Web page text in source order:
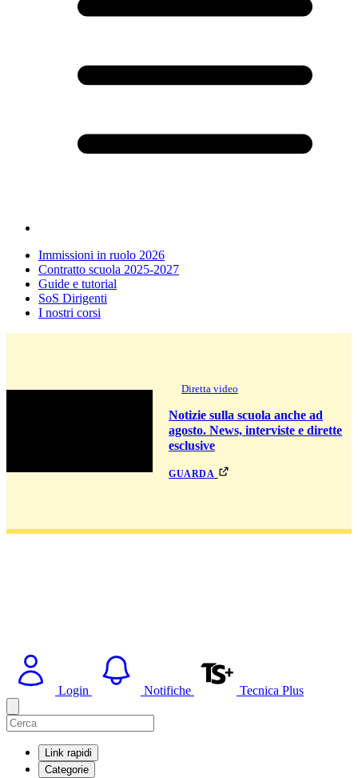
Immissioni in ruolo 2026
Contratto scuola 2025-2027
Guide e tutorial
SoS Dirigenti
I nostri corsi
Diretta video
Notizie sulla scuola anche ad
agosto. News, interviste e dirette
esclusive
guarda
Login Notifiche Tecnica Plus
Link rapidi
Categorie